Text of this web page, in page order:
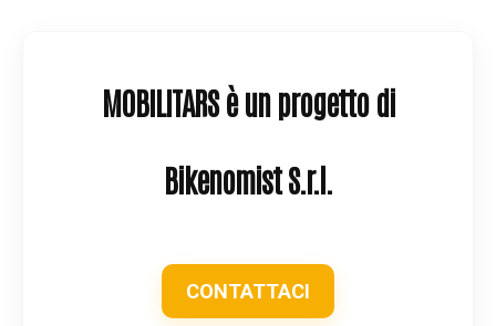
MOBILITARS è un progetto di
Bikenomist S.r.l.
CONTATTACI